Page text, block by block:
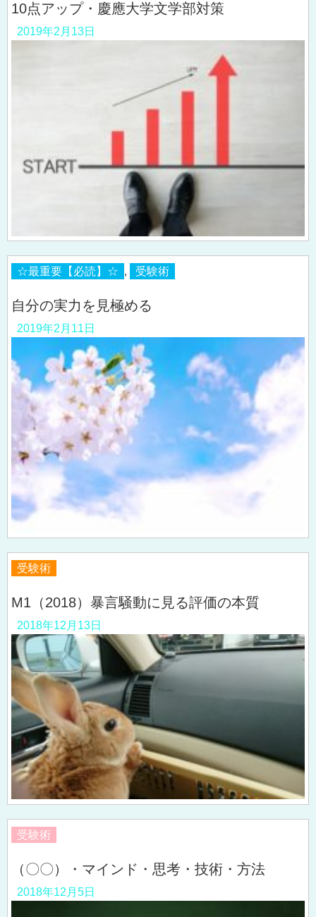
10点アップ・慶應大学文学部対策
2019年2月13日
☆最重要【必読】☆ , 受験術
自分の実力を見極める
2019年2月11日
受験術
M1（2018）暴言騒動に見る評価の本質
2018年12月13日
受験術
（〇〇）・マインド・思考・技術・方法
2018年12月5日